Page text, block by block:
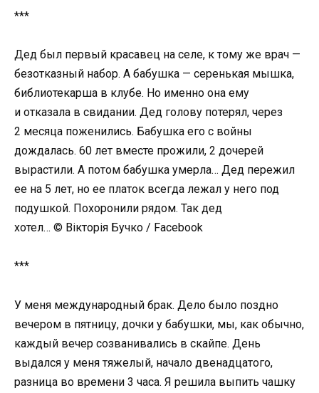
***
Дед был первый красавец на селе, к тому же врач —
безотказный набор. А бабушка — серенькая мышка,
библиотекарша в клубе. Но именно она ему
и отказала в свидании. Дед голову потерял, через
2 месяца поженились. Бабушка его с войны
дождалась. 60 лет вместе прожили, 2 дочерей
вырастили. А потом бабушка умерла… Дед пережил
ее на 5 лет, но ее платок всегда лежал у него под
подушкой. Похоронили рядом. Так дед
хотел… © Вікторія Бучко / Facebook
***
У меня международный брак. Дело было поздно
вечером в пятницу, дочки у бабушки, мы, как обычно,
каждый вечер созванивались в скайпе. День
выдался у меня тяжелый, начало двенадцатого,
разница во времени 3 часа. Я решила выпить чашку